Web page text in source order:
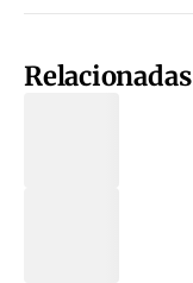
Relacionadas